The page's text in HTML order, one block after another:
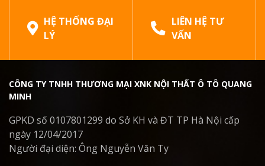
HỆ THỐNG ĐẠI
LÝ
LIÊN HỆ TƯ
VẤN
CÔNG TY TNHH THƯƠNG MẠI XNK NỘI THẤT Ô TÔ QUANG
MINH
GPKD số 0107801299 do Sở KH và ĐT TP Hà Nội cấp
ngày 12/04/2017
Người đại diện: Ông Nguyễn Văn Ty